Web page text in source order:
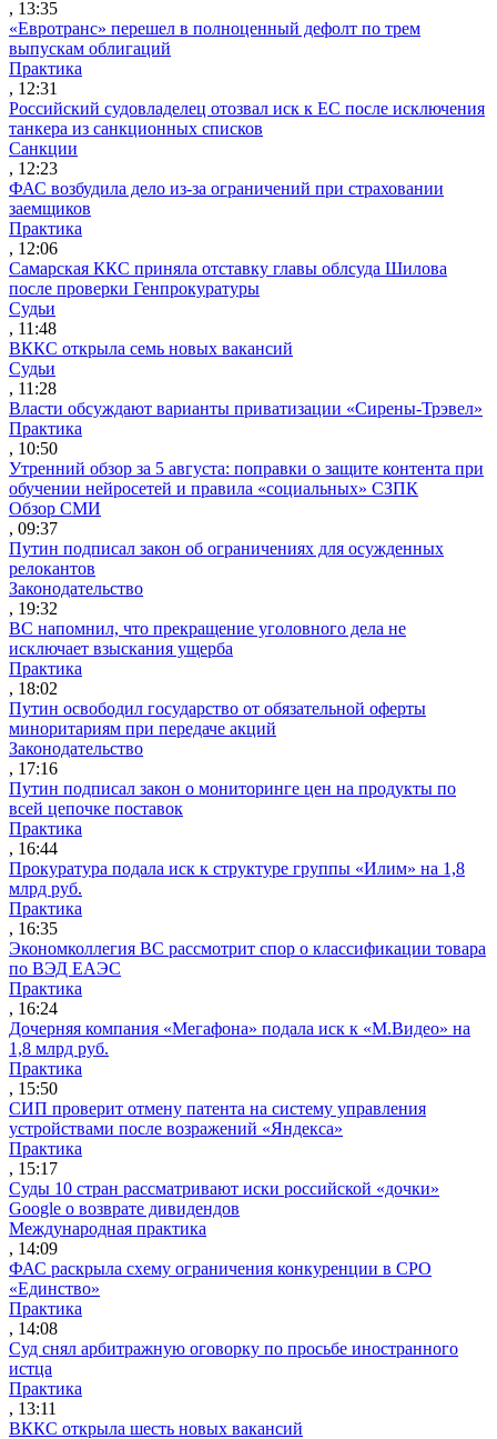
, 13:35
«Евротранс» перешел в полноценный дефолт по трем
выпускам облигаций
Практика
, 12:31
Российский судовладелец отозвал иск к ЕС после исключения
танкера из санкционных списков
Санкции
, 12:23
ФАС возбудила дело из-за ограничений при страховании
заемщиков
Практика
, 12:06
Самарская ККС приняла отставку главы облсуда Шилова
после проверки Генпрокуратуры
Судьи
, 11:48
ВККС открыла семь новых вакансий
Судьи
, 11:28
Власти обсуждают варианты приватизации «Сирены-Трэвел»
Практика
, 10:50
Утренний обзор за 5 августа: поправки о защите контента при
обучении нейросетей и правила «социальных» СЗПК
Обзор СМИ
, 09:37
Путин подписал закон об ограничениях для осужденных
релокантов
Законодательство
, 19:32
ВС напомнил, что прекращение уголовного дела не
исключает взыскания ущерба
Практика
, 18:02
Путин освободил государство от обязательной оферты
миноритариям при передаче акций
Законодательство
, 17:16
Путин подписал закон о мониторинге цен на продукты по
всей цепочке поставок
Практика
, 16:44
Прокуратура подала иск к структуре группы «Илим» на 1,8
млрд руб.
Практика
, 16:35
Экономколлегия ВС рассмотрит спор о классификации товара
по ВЭД ЕАЭС
Практика
, 16:24
Дочерняя компания «Мегафона» подала иск к «М.Видео» на
1,8 млрд руб.
Практика
, 15:50
СИП проверит отмену патента на систему управления
устройствами после возражений «Яндекса»
Практика
, 15:17
Суды 10 стран рассматривают иски российской «дочки»
Google о возврате дивидендов
Международная практика
, 14:09
ФАС раскрыла схему ограничения конкуренции в СРО
«Единство»
Практика
, 14:08
Суд снял арбитражную оговорку по просьбе иностранного
истца
Практика
, 13:11
ВККС открыла шесть новых вакансий